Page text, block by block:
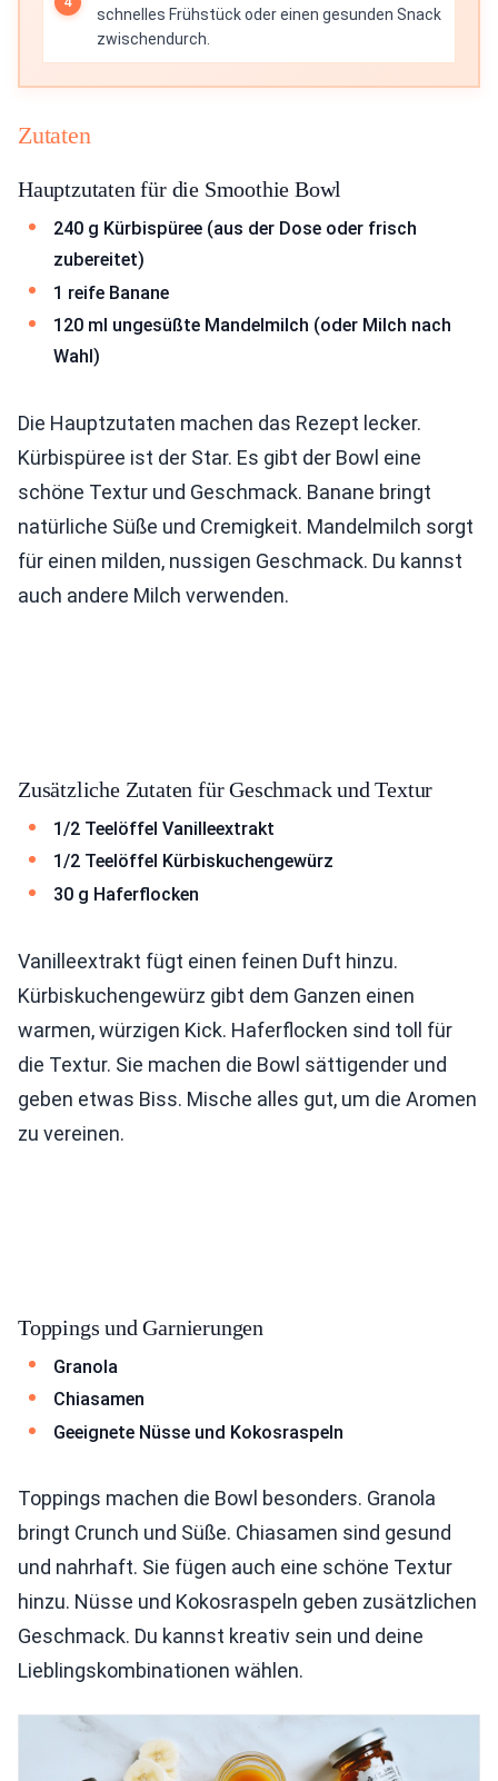
schnelles Frühstück oder einen gesunden Snack
zwischendurch.
Zutaten
Hauptzutaten für die Smoothie Bowl
240 g Kürbispüree (aus der Dose oder frisch
zubereitet)
1 reife Banane
120 ml ungesüßte Mandelmilch (oder Milch nach
Wahl)
Die Hauptzutaten machen das Rezept lecker.
Kürbispüree ist der Star. Es gibt der Bowl eine
schöne Textur und Geschmack. Banane bringt
natürliche Süße und Cremigkeit. Mandelmilch sorgt
für einen milden, nussigen Geschmack. Du kannst
auch andere Milch verwenden.
Zusätzliche Zutaten für Geschmack und Textur
1/2 Teelöffel Vanilleextrakt
1/2 Teelöffel Kürbiskuchengewürz
30 g Haferflocken
Vanilleextrakt fügt einen feinen Duft hinzu.
Kürbiskuchengewürz gibt dem Ganzen einen
warmen, würzigen Kick. Haferflocken sind toll für
die Textur. Sie machen die Bowl sättigender und
geben etwas Biss. Mische alles gut, um die Aromen
zu vereinen.
Toppings und Garnierungen
Granola
Chiasamen
Geeignete Nüsse und Kokosraspeln
Toppings machen die Bowl besonders. Granola
bringt Crunch und Süße. Chiasamen sind gesund
und nahrhaft. Sie fügen auch eine schöne Textur
hinzu. Nüsse und Kokosraspeln geben zusätzlichen
Geschmack. Du kannst kreativ sein und deine
Lieblingskombinationen wählen.